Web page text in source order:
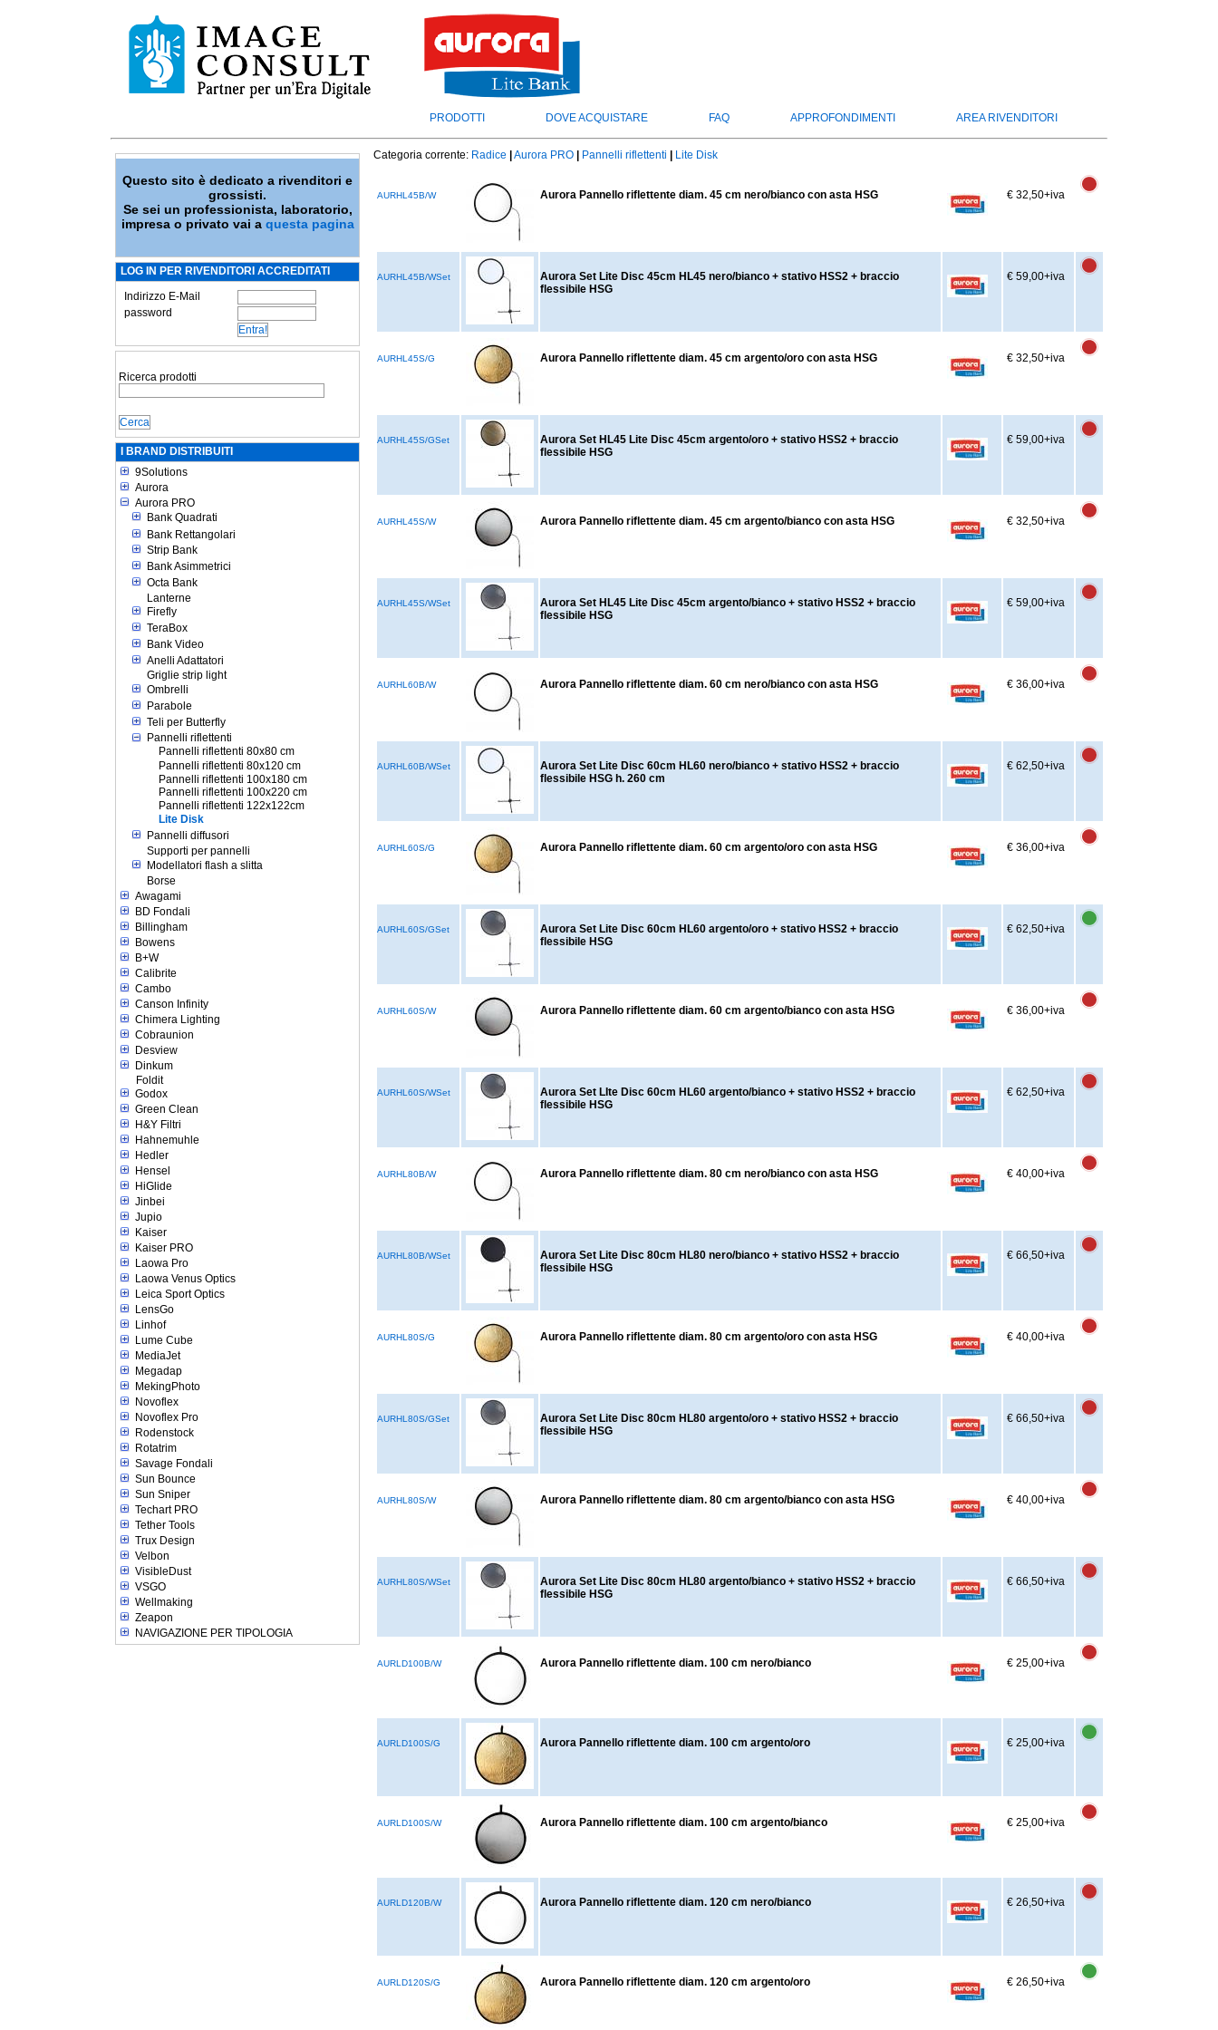
PRODOTTI DOVE ACQUISTARE FAQ APPROFONDIMENTI AREA RIVENDITORI
Questo sito è dedicato a rivenditori e
grossisti.
Se sei un professionista, laboratorio,
impresa o privato vai a questa pagina
LOG IN PER RIVENDITORI ACCREDITATI
Indirizzo E-Mail
password
Ricerca prodotti
I BRAND DISTRIBUITI
9Solutions
Aurora
Aurora PRO
Bank Quadrati
Bank Rettangolari
Strip Bank
Bank Asimmetrici
Octa Bank
Lanterne
Firefly
TeraBox
Bank Video
Anelli Adattatori
Griglie strip light
Ombrelli
Parabole
Teli per Butterfly
Pannelli riflettenti
Pannelli riflettenti 80x80 cm
Pannelli riflettenti 80x120 cm
Pannelli riflettenti 100x180 cm
Pannelli riflettenti 100x220 cm
Pannelli riflettenti 122x122cm
Lite Disk
Pannelli diffusori
Supporti per pannelli
Modellatori flash a slitta
Borse
Awagami
BD Fondali
Billingham
Bowens
B+W
Calibrite
Cambo
Canson Infinity
Chimera Lighting
Cobraunion
Desview
Dinkum
Foldit
Godox
Green Clean
H&Y Filtri
Hahnemuhle
Hedler
Hensel
HiGlide
Jinbei
Jupio
Kaiser
Kaiser PRO
Laowa Pro
Laowa Venus Optics
Leica Sport Optics
LensGo
Linhof
Lume Cube
MediaJet
Megadap
MekingPhoto
Novoflex
Novoflex Pro
Rodenstock
Rotatrim
Savage Fondali
Sun Bounce
Sun Sniper
Techart PRO
Tether Tools
Trux Design
Velbon
VisibleDust
VSGO
Wellmaking
Zeapon
NAVIGAZIONE PER TIPOLOGIA
Categoria corrente: Radice Aurora PRO Pannelli riflettenti Lite Disk
AURHL45B/W Aurora Pannello riflettente diam. 45 cm nero/bianco con asta HSG € 32,50+iva
AURHL45B/WSet
Aurora Set Lite Disc 45cm HL45 nero/bianco + stativo HSS2 + braccio
flessibile HSG
€ 59,00+iva
AURHL45S/G Aurora Pannello riflettente diam. 45 cm argento/oro con asta HSG € 32,50+iva
AURHL45S/GSet
Aurora Set HL45 Lite Disc 45cm argento/oro + stativo HSS2 + braccio
flessibile HSG
€ 59,00+iva
AURHL45S/W Aurora Pannello riflettente diam. 45 cm argento/bianco con asta HSG € 32,50+iva
AURHL45S/WSet
Aurora Set HL45 Lite Disc 45cm argento/bianco + stativo HSS2 + braccio
flessibile HSG
€ 59,00+iva
AURHL60B/W Aurora Pannello riflettente diam. 60 cm nero/bianco con asta HSG € 36,00+iva
AURHL60B/WSet
Aurora Set Lite Disc 60cm HL60 nero/bianco + stativo HSS2 + braccio
flessibile HSG h. 260 cm
€ 62,50+iva
AURHL60S/G Aurora Pannello riflettente diam. 60 cm argento/oro con asta HSG € 36,00+iva
AURHL60S/GSet
Aurora Set Lite Disc 60cm HL60 argento/oro + stativo HSS2 + braccio
flessibile HSG
€ 62,50+iva
AURHL60S/W Aurora Pannello riflettente diam. 60 cm argento/bianco con asta HSG € 36,00+iva
AURHL60S/WSet
Aurora Set LIte Disc 60cm HL60 argento/bianco + stativo HSS2 + braccio
flessibile HSG
€ 62,50+iva
AURHL80B/W Aurora Pannello riflettente diam. 80 cm nero/bianco con asta HSG € 40,00+iva
AURHL80B/WSet
Aurora Set Lite Disc 80cm HL80 nero/bianco + stativo HSS2 + braccio
flessibile HSG
€ 66,50+iva
AURHL80S/G Aurora Pannello riflettente diam. 80 cm argento/oro con asta HSG € 40,00+iva
AURHL80S/GSet
Aurora Set Lite Disc 80cm HL80 argento/oro + stativo HSS2 + braccio
flessibile HSG
€ 66,50+iva
AURHL80S/W Aurora Pannello riflettente diam. 80 cm argento/bianco con asta HSG € 40,00+iva
AURHL80S/WSet
Aurora Set Lite Disc 80cm HL80 argento/bianco + stativo HSS2 + braccio
flessibile HSG
€ 66,50+iva
AURLD100B/W Aurora Pannello riflettente diam. 100 cm nero/bianco € 25,00+iva
AURLD100S/G Aurora Pannello riflettente diam. 100 cm argento/oro € 25,00+iva
AURLD100S/W Aurora Pannello riflettente diam. 100 cm argento/bianco € 25,00+iva
AURLD120B/W Aurora Pannello riflettente diam. 120 cm nero/bianco € 26,50+iva
AURLD120S/G Aurora Pannello riflettente diam. 120 cm argento/oro € 26,50+iva